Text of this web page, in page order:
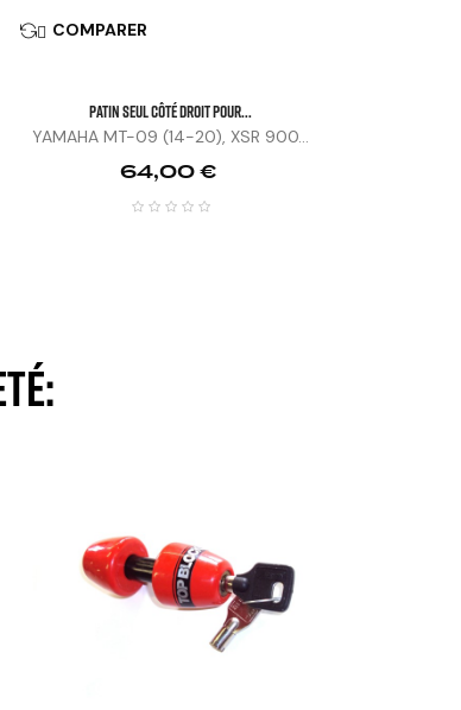
 COMPARER
Patin Seul Côté Droit Pour...
YAMAHA MT-09 (14-20), XSR 900...
Prix
64,00 €